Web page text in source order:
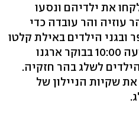
את ילדיהם ונסעו
עוזיה והר עובדה כדי
ובגני הילדים באילת קלטו
מיד את המסר. לקראת השעה 10:00 בבוקר ארגנו
לשלג בהר חזקיה.
שקיות הניילון של